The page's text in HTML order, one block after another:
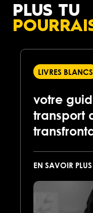
PLUS TU
LIVRES BLANCS
votre
transport
EN SAVOIR PLUS